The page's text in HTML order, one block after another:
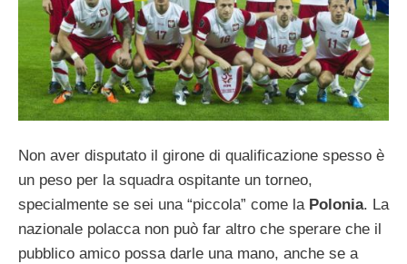
Non aver disputato il girone di qualificazione spesso è
un peso per la squadra ospitante un torneo,
specialmente se sei una “piccola” come la Polonia. La
nazionale polacca non può far altro che sperare che il
pubblico amico possa darle una mano, anche se a